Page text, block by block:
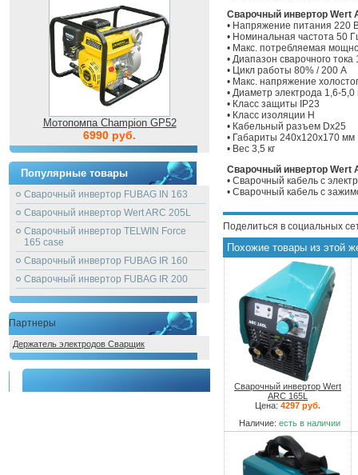
Мотопомпа Champion GP52
6990 руб.
Популярные товары
Сварочный инвертор FUBAG IN 163
Сварочный инвертор Wert ARC 205L
Сварочный инвертор TELWIN Force
165 case
Сварочный инвертор FUBAG IR 160
Сварочный инвертор FUBAG IR 200
Партнеры
Держатель электродов Сварщик
Сварочный инвертор Wert
• Напряжение питания 220
• Номинальная частота 50
• Макс. потребляемая
• Диапазон сварочного
• Цикл работы 80% / 200 А
• Макс. напряжение
• Диаметр электрода 1,6-
• Класс защиты IP23
• Класс изоляции H
• Кабельный разъем Dx25
• Габариты 240х120х170 мм
• Вес 3,5 кг
Сварочный инвертор Wert
• Сварочный кабель с
• Сварочный кабель с
Поделиться в социальных
Похожие товары из этой
Сварочный инвертор Wert
ARC 165L
Цена: 4297 руб.
Наличие: есть в наличии